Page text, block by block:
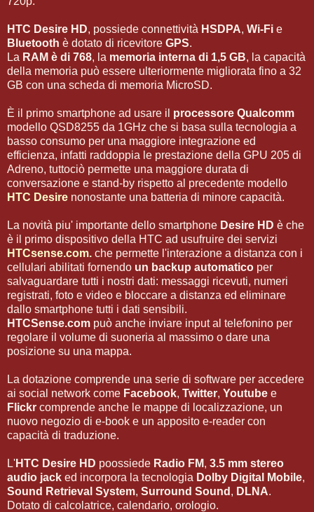
HTC Desire HD, possiede connettività HSDPA, Wi-Fi e
Bluetooth è dotato di ricevitore GPS.
La RAM è di 768, la memoria interna di 1,5 GB, la capacità
della memoria può essere ulteriormente migliorata fino a 32
GB con una scheda di memoria MicroSD.
È il primo smartphone ad usare il processore Qualcomm
modello QSD8255 da 1GHz che si basa sulla tecnologia a
basso consumo per una maggiore integrazione ed
efficienza, infatti raddoppia le prestazione della GPU 205 di
Adreno, tuttociò permette una maggiore durata di
conversazione e stand-by rispetto al precedente modello
HTC Desire nonostante una batteria di minore capacità.
La novità piu' importante dello smartphone Desire HD è che
è il primo dispositivo della HTC ad usufruire dei servizi
HTCsense.com. che permette l'interazione a distanza con i
cellulari abilitati fornendo un backup automatico per
salvaguardare tutti i nostri dati: messaggi ricevuti, numeri
registrati, foto e video e bloccare a distanza ed eliminare
dallo smartphone tutti i dati sensibili.
HTCSense.com può anche inviare input al telefonino per
regolare il volume di suoneria al massimo o dare una
posizione su una mappa.
La dotazione comprende una serie di software per accedere
ai social network come Facebook, Twitter, Youtube e
Flickr comprende anche le mappe di localizzazione, un
nuovo negozio di e-book e un apposito e-reader con
capacità di traduzione.
L'HTC Desire HD poossiede Radio FM, 3.5 mm stereo
audio jack ed incorpora la tecnologia Dolby Digital Mobile,
Sound Retrieval System, Surround Sound , DLNA.
Dotato di calcolatrice, calendario, orologio.